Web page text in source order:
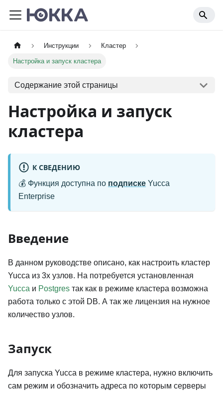
Инструкции Кластер
Настройка и запуск кластера
Содержание этой страницы
Настройка и запуск
кластера
К СВЕДЕНИЮ
💰 Функция доступна по подписке Yucca
Enterprise
Введение
В данном руководстве описано, как настроить кластер
Yucca из 3х узлов. На потребуется установленная
Yucca и Postgres так как в режиме кластера возможна
работа только с этой DB. А так же лицензия на нужное
количество узлов.
Запуск
Для запуска Yucca в режиме кластера, нужно включить
сам режим и обозначить адреса по которым серверы